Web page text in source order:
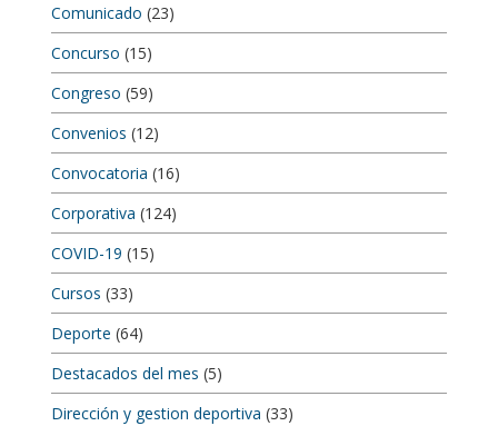
Comunicado (23)
Concurso (15)
Congreso (59)
Convenios (12)
Convocatoria (16)
Corporativa (124)
COVID-19 (15)
Cursos (33)
Deporte (64)
Destacados del mes (5)
Dirección y gestion deportiva (33)